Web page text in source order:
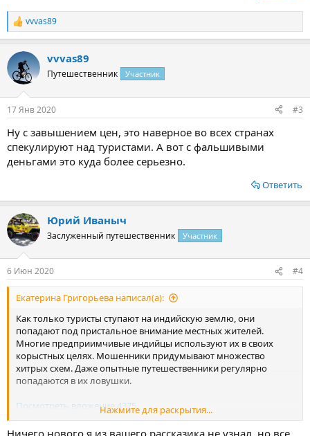
Р
е
к
ц
и
vvvas89
vvvas89
Путешественник Участник
17 Янв 2020 #3
Ну с завышением цен, это наверное во всех странах
спекулируют над туристами. А вот с фальшивыми
деньгами это куда более серьезно.
Ответить
Юрий Иваныч
Заслуженный путешественник Участник
6 Июн 2020 #4
Екатерина Григорьева написал(а):
Как только туристы ступают на индийскую землю, они
попадают под пристальное внимание местных жителей.
Многие предприимчивые индийцы используют их в своих
корыстных целях. Мошенники придумывают множество
хитрых схем. Даже опытные путешественники регулярно
попадаются в их ловушки.
Посмотреть вложение 4375
Счета и чеки.
Нажмите для раскрытия...
Ничего нового я из вашего рассказика не узнал, но все